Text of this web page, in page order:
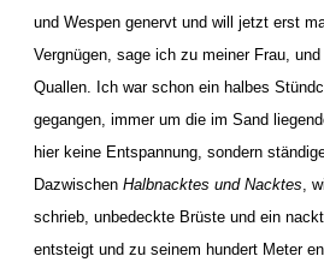
und Wespen genervt und will jetzt erst
Vergnügen, sage ich zu meiner Frau,
Quallen. Ich war schon ein halbes
gegangen, immer um die im Sand
hier keine Entspannung, sondern
Dazwischen Halbnacktes und Nacktes,
schrieb, unbedeckte Brüste und ein
entsteigt und zu seinem hundert Meter